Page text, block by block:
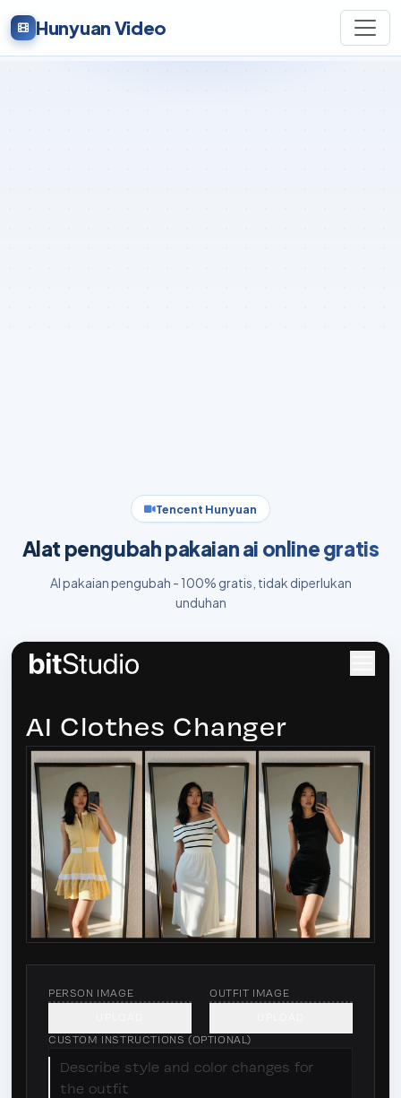
Hunyuan Video
Tencent Hunyuan
Alat pengubah pakaian ai online gratis
AI pakaian pengubah - 100% gratis, tidak diperlukan
unduhan